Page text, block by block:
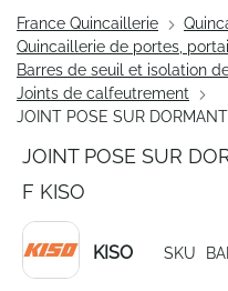
France Quincaillerie
Quincaillerie de portes,
Barres de seuil et isolation
Joints de calfeutrement
JOINT POSE SUR
JOINT POSE SUR
F KISO
KISO SKU